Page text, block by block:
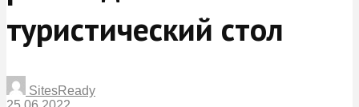
туристический стол
SitesReady